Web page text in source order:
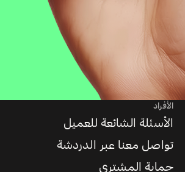
الأفراد
الأسئلة الشائعة للعميل
تواصل معنا عبر الدردشة
حماية المشتري